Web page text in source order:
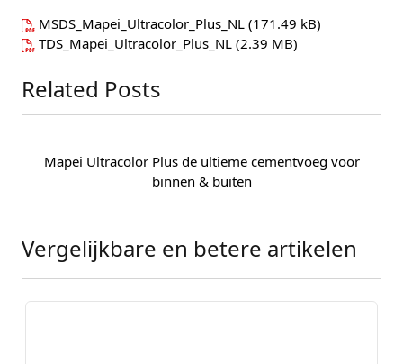
MSDS_Mapei_Ultracolor_Plus_NL (171.49 kB)
TDS_Mapei_Ultracolor_Plus_NL (2.39 MB)
Related Posts
Mapei Ultracolor Plus de ultieme cementvoeg voor
binnen & buiten
Press to skip carousel
Vergelijkbare en betere artikelen